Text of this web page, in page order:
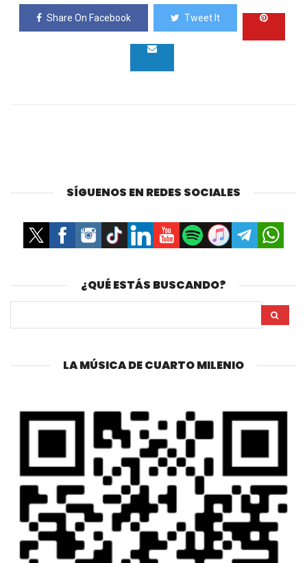
Share On Facebook Tweet It
SÍGUENOS EN REDES SOCIALES
¿QUÉ ESTÁS BUSCANDO?
LA MÚSICA DE CUARTO MILENIO